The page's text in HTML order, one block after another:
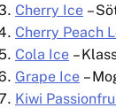
Cherry Ice –
Cherry Peach
Cola Ice –
Grape Ice –
Kiwi